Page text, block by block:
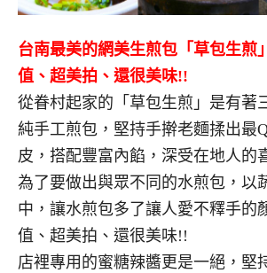
台南最美的網美生煎包「草包生煎
值、超美拍、還很美味!!
從眷村起家的「草包生煎」是有著
純手工煎包，堅持手擀老麵揉出最
皮，搭配豐富內餡，深受在地人的
為了要做出與眾不同的水煎包，以
中，讓水煎包多了讓人愛不釋手的
值、超美拍、還很美味!!
店裡專用的蜜糖辣醬更是一絕，堅